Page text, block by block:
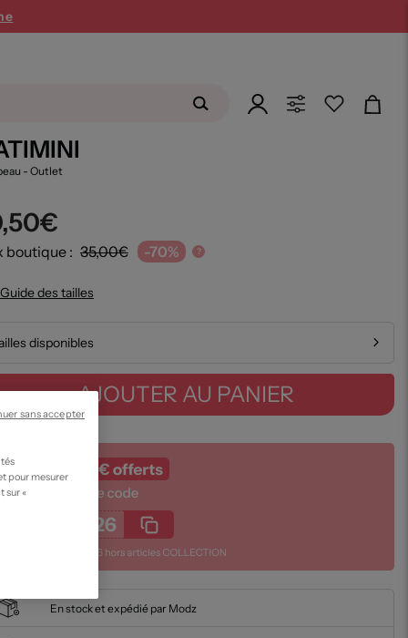
- Outlet
boutique : 35,00€ -70% ?
Guide des tailles
disponibles
AJOUTER AU PANIER
En stock et expédié par Modz
pour mesurer
sur «
sans accepter